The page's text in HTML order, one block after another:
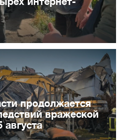
продолжается
вражеской
августа